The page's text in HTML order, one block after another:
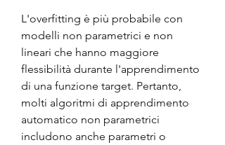
L'overfitting è più probabile con
modelli non parametrici e non
lineari che hanno maggiore
flessibilità durante l'apprendimento
di una funzione target. Pertanto,
molti algoritmi di apprendimento
automatico non parametrici
includono anche parametri o